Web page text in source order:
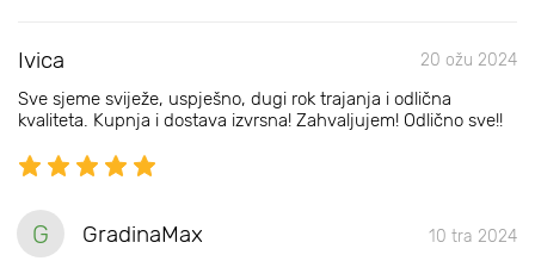
Ivica 20 ožu 2024
Sve sjeme sviježe, uspješno, dugi rok trajanja i odlična
kvaliteta. Kupnja i dostava izvrsna! Zahvaljujem! Odlično sve!!
G GradinaMax 10 tra 2024